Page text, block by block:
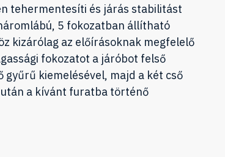
tehermentesíti és járás stabilitást
5 fokozatban állítható
kizárólag az előírásoknak megfelelő
fokozatot a járóbot felső
kiemelésével, majd a két cső
a kívánt furatba történő